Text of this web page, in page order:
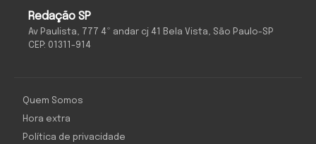
Redação SP
Av Paulista, 777 4º andar cj 41 Bela Vista, São Paulo-SP
CEP: 01311-914
Quem Somos
Hora extra
Política de privacidade